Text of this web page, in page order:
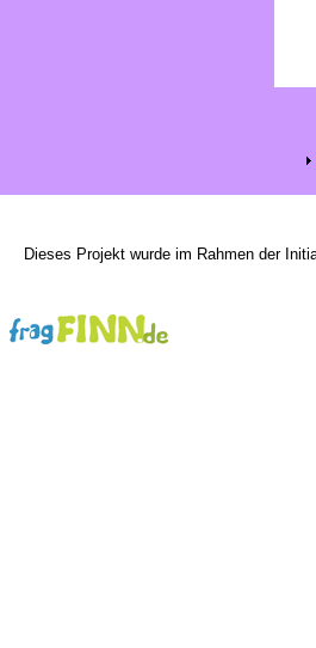
Dieses Projekt wurde im Rahmen der